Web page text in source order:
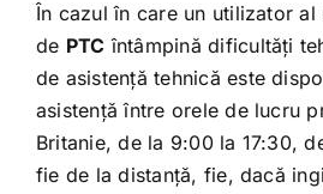
În cazul în care un utilizator
de PTC întâmpină dificultăți
de asistență tehnică este
asistență între orele de lucru
Britanie, de la 9:00 la 17:30,
fie de la distanță, fie, dacă